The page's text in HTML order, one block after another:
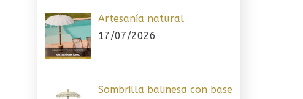
Artesanía natural
17/07/2026
Sombrilla balinesa con base